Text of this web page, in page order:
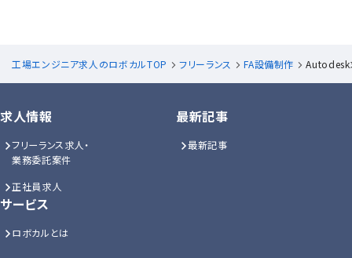
工場エンジニア求人のロボカルTOP フリーランス FA設備制作 Autodesk
求人情報
フリーランス求人・
業務委託案件
正社員求人
最新記事
最新記事
サービス
ロボカルとは